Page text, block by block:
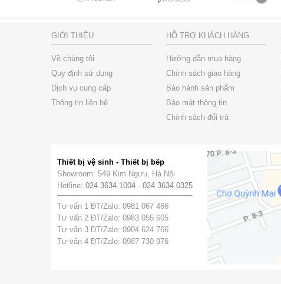
GIỚI THIỆU
Về chúng tôi
Quy định sử dụng
Dịch vụ cung cấp
Thông tin liên hệ
HỖ TRỢ KHÁCH HÀNG
Hướng dẫn mua hàng
Chính sách giao hàng
Bảo hành sản phẩm
Bảo mật thông tin
Chính sách đổi trả
Thiết bị vệ sinh - Thiết bị bếp
Showroom: 549 Kim Ngưu, Hà Nội
Hotline: 024 3634 1004 - 024 3634 0325
Tư vấn 1 ĐT/Zalo: 0981 067 466
Tư vấn 2 ĐT/Zalo: 0983 055 605
Tư vấn 3 ĐT/Zalo: 0904 624 766
Tư vấn 4 ĐT/Zalo: 0987 730 976